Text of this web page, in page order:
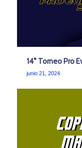
14° Torneo Pro
junio 21, 2024